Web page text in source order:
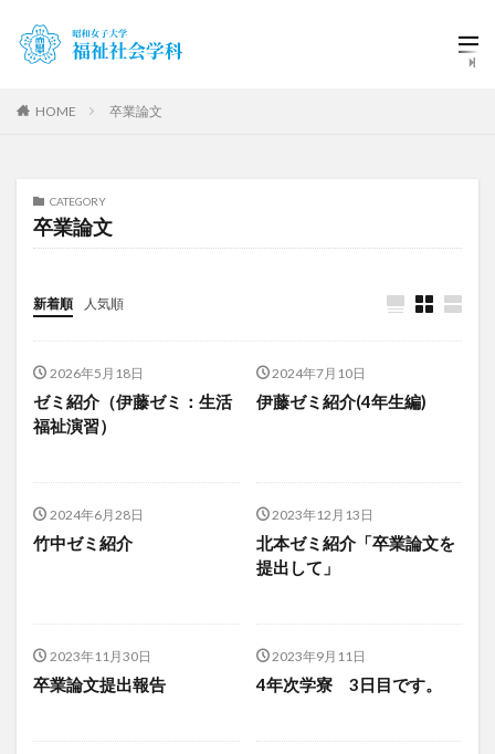
HOME 卒業論文
CATEGORY
卒業論文
新着順 人気順
2026年5月18日
ゼミ紹介（伊藤ゼミ：生活
福祉演習）
2024年7月10日
伊藤ゼミ紹介(4年生編)
2024年6月28日
竹中ゼミ紹介
2023年12月13日
北本ゼミ紹介「卒業論文を
提出して」
2023年11月30日
卒業論文提出報告
2023年9月11日
4年次学寮 3日目です。